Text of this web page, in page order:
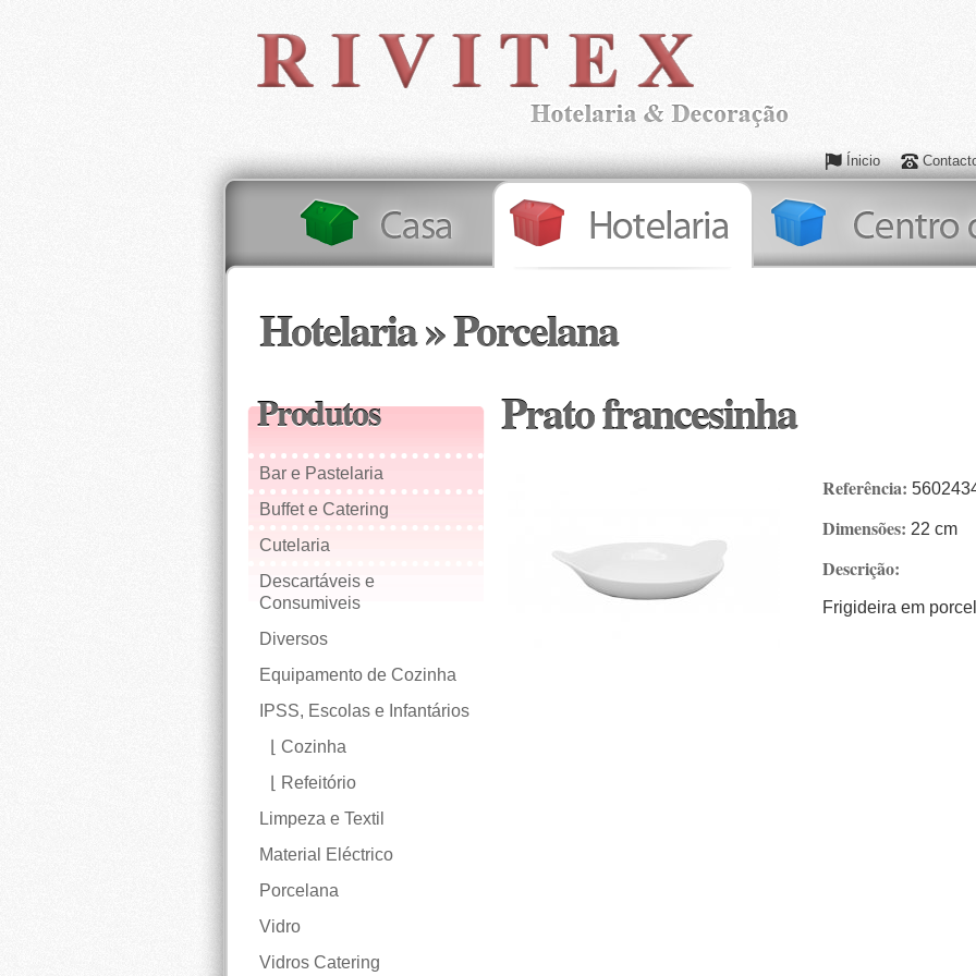
Ínicio
Hotelaria » Porcelana
Produtos
Bar e Pastelaria
Buffet e Catering
Cutelaria
Descartáveis e
Consumiveis
Diversos
Equipamento de Cozinha
IPSS, Escolas e Infantários
Cozinha
Refeitório
Limpeza e Textil
Material Eléctrico
Porcelana
Vidro
Vidros Catering
Prato francesinha
Referência:
Dimensões: 22 cm
Descrição:
Frigideira em